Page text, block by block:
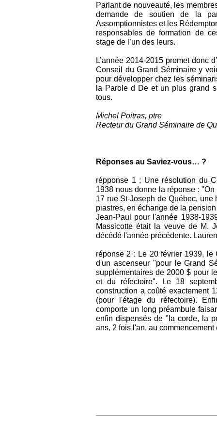
Parlant de nouveauté, les
demande de soutien de la
Assomptionnistes et les
responsables de formation de
stage de l’un des leurs.
L’année 2014-2015 promet donc
Conseil du Grand Séminaire y
pour développer chez les
la Parole d De et un plus grand
tous.
Michel Poitras, ptre
Recteur du Grand Séminaire de
Réponses au Saviez-vous… ?
répponse 1 : Une résolution du
1938 nous donne la réponse :
17 rue St-Joseph de Québec,
piastres, en échange de la
Jean-Paul pour l'année 1938-
Massicotte était la veuve de M.
décédé l'année précédente.
réponse 2 : Le 20 février 1939,
d'un ascenseur "pour le Grand
supplémentaires de 2000 $ pour
et du réfectoire". Le 18
construction a coûté exactement
(pour l'étage du réfectoire).
comporte un long préambule
enfin dispensés de "la corde, la
ans, 2 fois l'an, au